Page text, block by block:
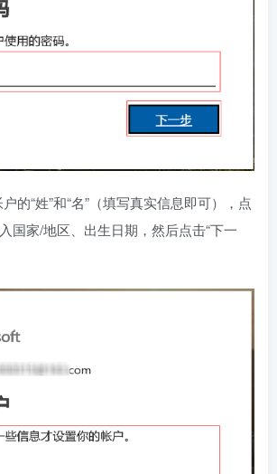
的“姓”和“名”（填写真实信息即可），点
国家/地区、出生日期，然后点击“下一